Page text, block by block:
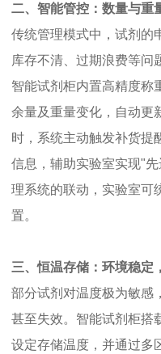
二、智能管控：数量与重
传统管理模式中，试剂的
库存不清、过期浪费等问
智能试剂柜内置高精度称
余量及重量变化，自动更
时，系统主动触发补货提
信息，辅助实验室实现"
理系统的联动，实验室可
置。
三、恒温存储：环境稳定
部分试剂对温度极为敏感
甚至失效。智能试剂柜搭
设定存储温度，并通过多